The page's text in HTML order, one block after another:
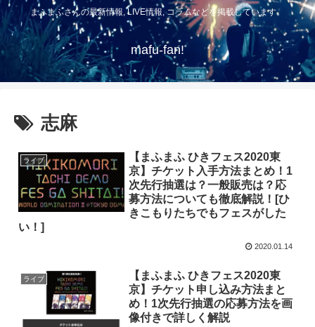
まふまふさんの最新情報, LIVE情報, コラムなどを掲載しています。
mafu-fan!
志麻
ライブ
【まふまふ ひきフェス2020東
京】チケット入手方法まとめ！1
次先行抽選は？一般販売は？応
募方法についても徹底解説！[ひ
きこもりたちでもフェスがした
い！]
2020.01.14
ライブ
【まふまふ ひきフェス2020東
京】チケット申し込み方法まと
め！1次先行抽選の応募方法を画
像付きで詳しく解説